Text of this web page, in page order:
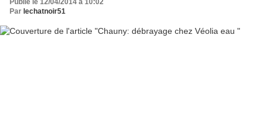
Publié le 12/04/2014 à 10:02
Par lechatnoir51